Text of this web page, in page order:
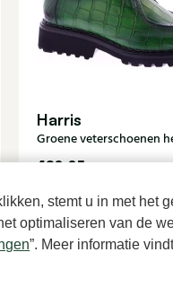
stemt u in met het
optimaliseren van de
”. Meer informatie
Harris
Groene veterschoenen
489,95